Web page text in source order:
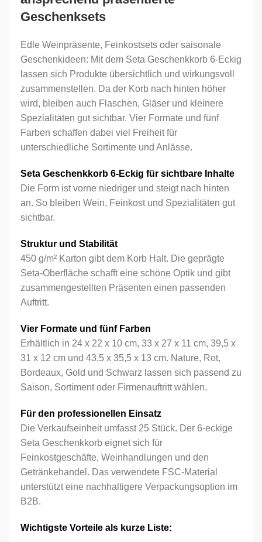
Geschenksets
Edle Weinpräsente, Feinkostsets oder saisonale
Geschenkideen: Mit dem Seta Geschenkkorb 6-Eckig
lassen sich Produkte übersichtlich und wirkungsvoll
zusammenstellen. Da der Korb nach hinten höher
wird, bleiben auch Flaschen, Gläser und kleinere
Spezialitäten gut sichtbar. Vier Formate und fünf
Farben schaffen dabei viel Freiheit für
unterschiedliche Sortimente und Anlässe.
Seta Geschenkkorb 6-Eckig für sichtbare Inhalte
Die Form ist vorne niedriger und steigt nach hinten
an. So bleiben Wein, Feinkost und Spezialitäten gut
sichtbar.
Struktur und Stabilität
450 g/m² Karton gibt dem Korb Halt. Die geprägte
Seta-Oberfläche schafft eine schöne Optik und gibt
zusammengestellten Präsenten einen passenden
Auftritt.
Vier Formate und fünf Farben
Erhältlich in 24 x 22 x 10 cm, 33 x 27 x 11 cm, 39,5 x
31 x 12 cm und 43,5 x 35,5 x 13 cm. Nature, Rot,
Bordeaux, Gold und Schwarz lassen sich passend zu
Saison, Sortiment oder Firmenauftritt wählen.
Für den professionellen Einsatz
Die Verkaufseinheit umfasst 25 Stück. Der 6-eckige
Seta Geschenkkorb eignet sich für
Feinkostgeschäfte, Weinhandlungen und den
Getränkehandel. Das verwendete FSC-Material
unterstützt eine nachhaltigere Verpackungsoption im
B2B.
Wichtigste Vorteile als kurze Liste: